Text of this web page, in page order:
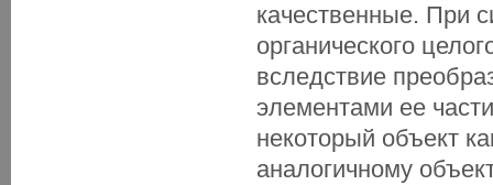
качественные. При
органического
вследствие
элементами ее
некоторый объект
аналогичному